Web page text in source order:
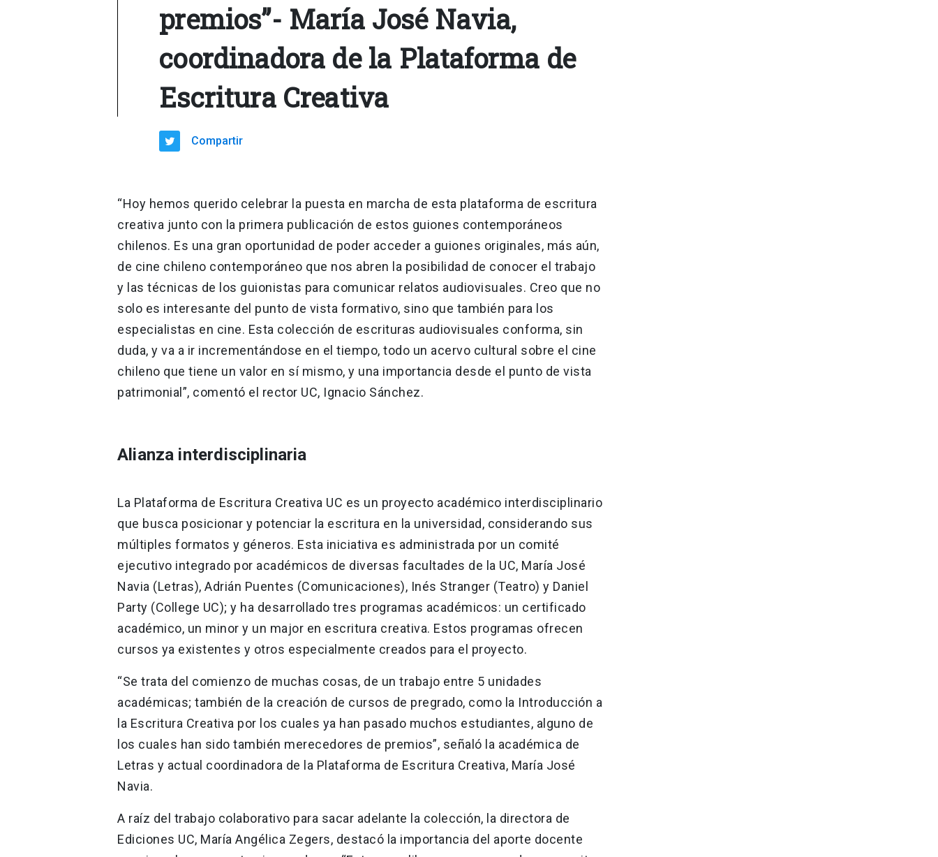
premios”- María José Navia,
coordinadora de la Plataforma de
Escritura Creativa
Compartir
“Hoy hemos querido celebrar la puesta en marcha de esta plataforma de escritura
creativa junto con la primera publicación de estos guiones contemporáneos
chilenos. Es una gran oportunidad de poder acceder a guiones originales, más aún,
de cine chileno contemporáneo que nos abren la posibilidad de conocer el trabajo
y las técnicas de los guionistas para comunicar relatos audiovisuales. Creo que no
solo es interesante del punto de vista formativo, sino que también para los
especialistas en cine. Esta colección de escrituras audiovisuales conforma, sin
duda, y va a ir incrementándose en el tiempo, todo un acervo cultural sobre el cine
chileno que tiene un valor en sí mismo, y una importancia desde el punto de vista
patrimonial”, comentó el rector UC, Ignacio Sánchez.
Alianza interdisciplinaria
La Plataforma de Escritura Creativa UC es un proyecto académico interdisciplinario
que busca posicionar y potenciar la escritura en la universidad, considerando sus
múltiples formatos y géneros. Esta iniciativa es administrada por un comité
ejecutivo integrado por académicos de diversas facultades de la UC, María José
Navia (Letras), Adrián Puentes (Comunicaciones), Inés Stranger (Teatro) y Daniel
Party (College UC); y ha desarrollado tres programas académicos: un certificado
académico, un minor y un major en escritura creativa. Estos programas ofrecen
cursos ya existentes y otros especialmente creados para el proyecto.
“Se trata del comienzo de muchas cosas, de un trabajo entre 5 unidades
académicas; también de la creación de cursos de pregrado, como la Introducción a
la Escritura Creativa por los cuales ya han pasado muchos estudiantes, alguno de
los cuales han sido también merecedores de premios”, señaló la académica de
Letras y actual coordinadora de la Plataforma de Escritura Creativa, María José
Navia.
A raíz del trabajo colaborativo para sacar adelante la colección, la directora de
Ediciones UC, María Angélica Zegers, destacó la importancia del aporte docente